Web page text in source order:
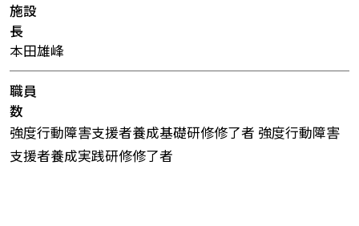
施設
長
本田雄峰
職員
数
強度行動障害支援者養成基礎研修修了者 強度行動障害
支援者養成実践研修修了者